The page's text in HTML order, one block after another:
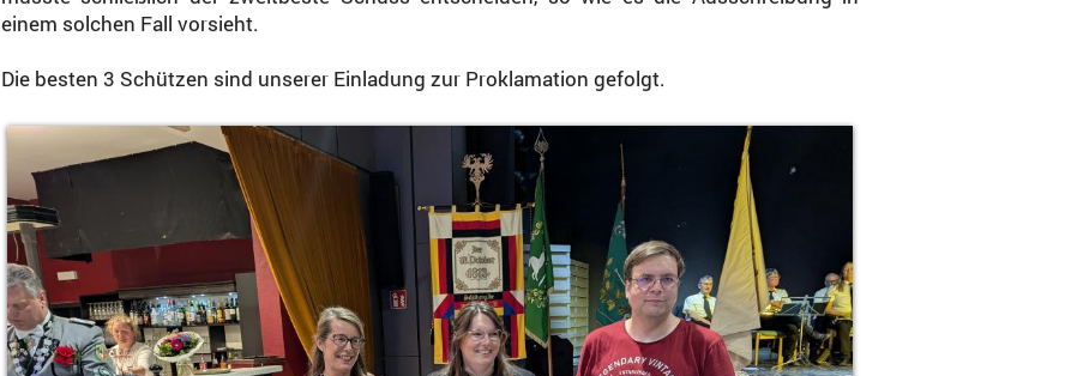
einem solchen Fall vorsieht.
Die besten 3 Schützen sind unserer Einladung zur Proklamation gefolgt.